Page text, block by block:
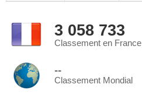
3 058 733
Classement en France
--
Classement Mondial